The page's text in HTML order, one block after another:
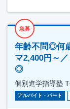
急募
年齢不問◎何
マ2,400円～
◎
個別進学指導塾
アルバイト・パート